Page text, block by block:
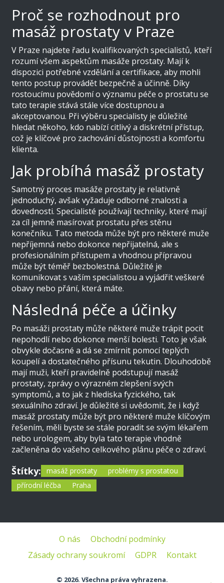
Proč se rozhodnout pro
masáž prostaty v Praze
V Praze najdete řadu kvalifikovaných specialistů, kteří
rozumí všem aspektům masáže prostaty. Mají k
dispozici potřebné vzdělání a certifikace, aby mohli
tento postup provádět bezpečně a účinně. Díky
rostoucímu povědomí o významu péče o prostatu se
tato terapie stává stále více dostupnou a
akceptovanou. Při výběru specialisty je důležité
hledat někoho, kdo nabízí citlivý a diskrétní přístup,
což je klíčové pro zachování důstojnosti a komfortu
klienta.
Jak probíhá masáž prostaty
Samotný proces masáže prostaty je relativně
jednoduchý, avšak vyžaduje odborné znalosti a
dovednosti. Specialisté používají techniky, které mají
za cíl jemně masírovat prostatu přes stěnu
konečníku. Tato metoda může být pro některé muže
nepříjemná nebo dokonce nepřijatelná, ale s
profesionálním přístupem a vhodnou přípravou
může být téměř bezbolestná. Důležité je
komunikovat s vaším specialistou a vyjádřit veškeré
obavy nebo přání, která máte.
Následná péče a účinky
Po masáži prostaty může některé muže trápit pocit
nepohodlí nebo dokonce menší bolesti. Toto je však
obvykle dočasné a dá se zmírnit pomocí teplých
koupelí a dostatečného přísunu tekutin. Dlouhodobě
mají muži, kteří pravidelně podstupují masáž
prostaty, zprávy o výrazném zlepšení svých
symptomů, a to jak z hlediska fyzického, tak
sexuálního zdraví. Je důležité si uvědomit, že i když
masáž prostaty může být pro některé muže klíčovým
řešením, měli byste se stále poradit se svým lékařem
nebo urologem, aby byla tato terapie vhodně
začleněna do vašeho celkového plánu péče o zdraví.
Štítky: masáž prostaty
problémy s prostatou
přírodní léčba
Praha
O nás
Obchodní podmínky
Zásady ochrany soukromí
GDPR Kontakt
© 2026. Všechna práva vyhrazena.